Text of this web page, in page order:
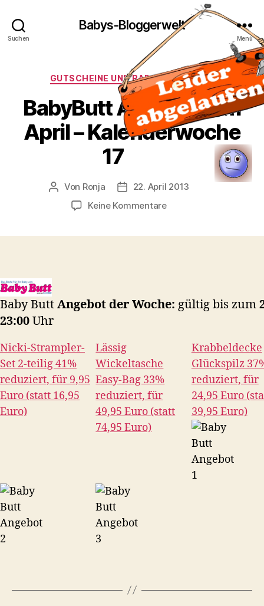
Suchen
Babys-Bloggerwelt
Menü
Kategorien
GUTSCHEINE UND RABATTAKTIONEN
BabyButt Angebote im
April – Kalenderwoche
17
Beitragsautor
Von Ronja Veröffentlichungsdatum
22. April 2013
Keine Kommentarezu
Baby Butt Angebot der Woche: gültig bis zum
23:00 Uhr
Nicki-Strampler-
Set 2-teilig 41%
reduziert, für 9,95
Euro (statt 16,95
Euro)
Lässig
Wickeltasche
Easy-Bag 33%
reduziert, für
49,95 Euro (statt
74,95 Euro)
Krabbeldecke
Glückspilz
reduziert, für
24,95 Euro
39,95 Euro)